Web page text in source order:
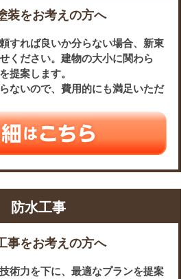
装をお考えの方へ
すれば良いか分らない場合、新東
ください。建物の大小に関わら
提案します。
ないので、費用的にも満足いただ
防水工事
事をお考えの方へ
術力を下に、最適なプランを提案